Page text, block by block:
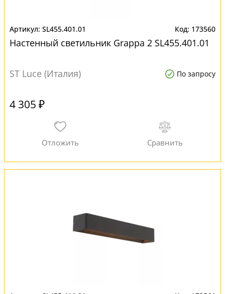
SL455.401.01 173560
Настенный светильник Grappa 2 SL455.401.01
ST Luce (Италия) По запросу
4 305 ₽